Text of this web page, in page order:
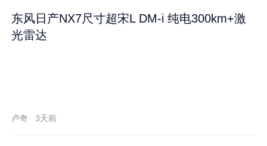
东风日产NX7尺寸超宋L DM-i 纯电300km+激
光雷达
卢奇 3天前